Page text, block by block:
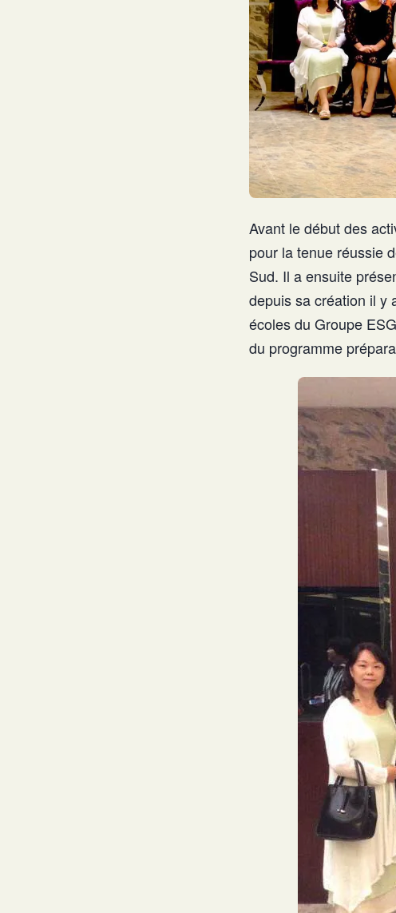
Avant le début des
pour la tenue réussie
Sud. Il a ensuite
depuis sa création il y
écoles du Groupe
du programme